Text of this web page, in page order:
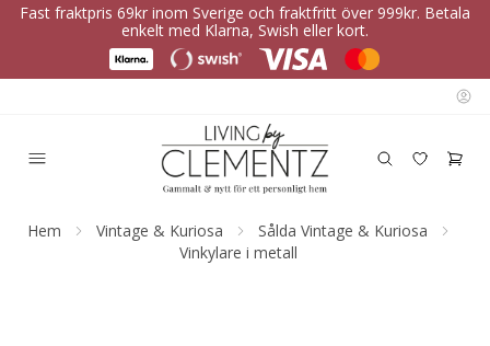
Fast fraktpris 69kr inom Sverige och fraktfritt över 999kr. Betala
enkelt med Klarna, Swish eller kort.
Hem Vintage & Kuriosa
Sålda Vintage & Kuriosa
Vinkylare i metall